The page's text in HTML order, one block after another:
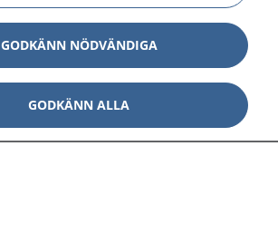
GODKÄNN NÖDVÄNDIGA
GODKÄNN ALLA